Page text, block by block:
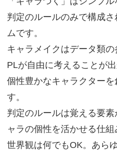
判定のルールのみで構成
ムです。
キャラメイクはデータ類
PLが自由に考えることが
個性豊かなキャラクター
す。
判定のルールは覚える要
ャラの個性を活かせる仕組
世界観は何でもOK。あら